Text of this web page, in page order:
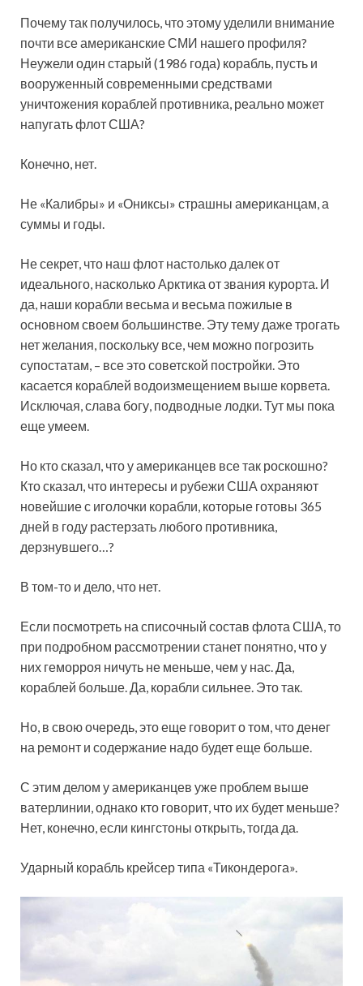
Почему так получилось, что этому уделили внимание
почти все американские СМИ нашего профиля?
Неужели один старый (1986 года) корабль, пусть и
вооруженный современными средствами
уничтожения кораблей противника, реально может
напугать флот США?
Конечно, нет.
Не «Калибры» и «Ониксы» страшны американцам, а
суммы и годы.
Не секрет, что наш флот настолько далек от
идеального, насколько Арктика от звания курорта. И
да, наши корабли весьма и весьма пожилые в
основном своем большинстве. Эту тему даже трогать
нет желания, поскольку все, чем можно погрозить
супостатам, – все это советской постройки. Это
касается кораблей водоизмещением выше корвета.
Исключая, слава богу, подводные лодки. Тут мы пока
еще умеем.
Но кто сказал, что у американцев все так роскошно?
Кто сказал, что интересы и рубежи США охраняют
новейшие с иголочки корабли, которые готовы 365
дней в году растерзать любого противника,
дерзнувшего…?
В том-то и дело, что нет.
Если посмотреть на списочный состав флота США, то
при подробном рассмотрении станет понятно, что у
них геморроя ничуть не меньше, чем у нас. Да,
кораблей больше. Да, корабли сильнее. Это так.
Но, в свою очередь, это еще говорит о том, что денег
на ремонт и содержание надо будет еще больше.
С этим делом у американцев уже проблем выше
ватерлинии, однако кто говорит, что их будет меньше?
Нет, конечно, если кингстоны открыть, тогда да.
Ударный корабль крейсер типа «Тикондерога».